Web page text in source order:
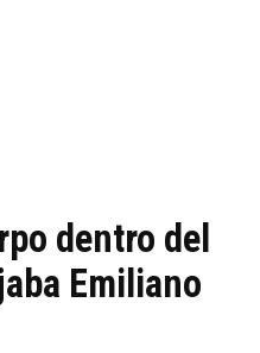
dentro del
Emiliano